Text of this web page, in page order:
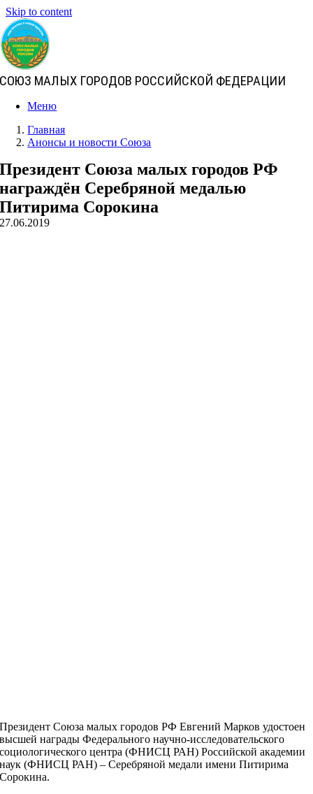
Skip to content
СОЮЗ МАЛЫХ ГОРОДОВ РОССИЙСКОЙ ФЕДЕРАЦИИ
Меню
Главная
Анонсы и новости Союза
Президент Союза малых городов РФ
награждён Серебряной медалью
Питирима Сорокина
27.06.2019
Президент Союза малых городов РФ Евгений Марков удостоен
высшей награды Федерального научно-исследовательского
социологического центра (ФНИСЦ РАН) Российской академии
наук (ФНИСЦ РАН) – Серебряной медали имени Питирима
Сорокина.